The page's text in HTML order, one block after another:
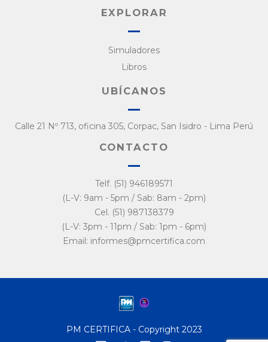
EXPLORAR
Simuladores
Libros
UBÍCANOS
Calle 21 Nº 713, oficina 305, Corpac, San Isidro - Lima Perú
CONTACTO
Telf. (51) 946189571
(L-V: 9am - 5pm / Sab: 8am - 2pm)
Cel. (51) 987138379
(L-V: 3pm - 11pm / Sab: 1pm - 6pm)
Email: informes@pmcertifica.com
PM CERTIFICA - Copyright 2023